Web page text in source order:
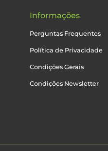
Informações
Perguntas Frequentes
Política de Privacidade
Condições Gerais
Condições Newsletter